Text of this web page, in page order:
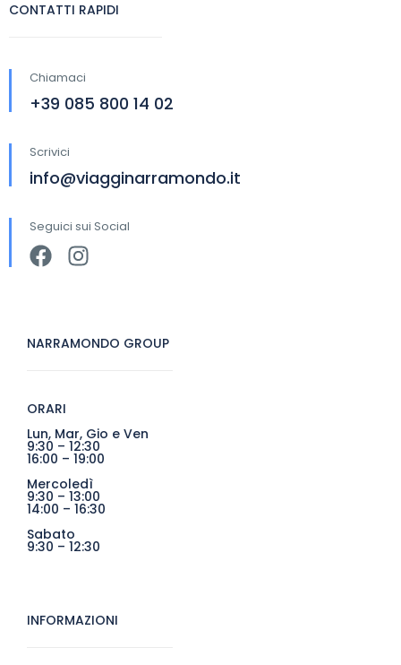
CONTATTI RAPIDI
Chiamaci
+39 085 800 14 02
Scrivici
info@viagginarramondo.it
Seguici sui Social
NARRAMONDO GROUP
ORARI
Lun, Mar, Gio e Ven
9:30 – 12:30
16:00 – 19:00
Mercoledì
9:30 – 13:00
14:00 – 16:30
Sabato
9:30 – 12:30
INFORMAZIONI